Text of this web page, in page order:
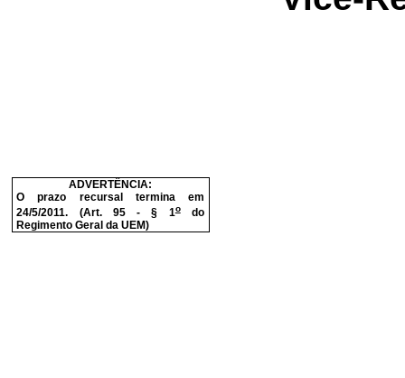
ADVERTÊNCIA:
O prazo recursal termina em
24/5/2011. (Art. 95 - § 1odo
Regimento Geral da UEM)